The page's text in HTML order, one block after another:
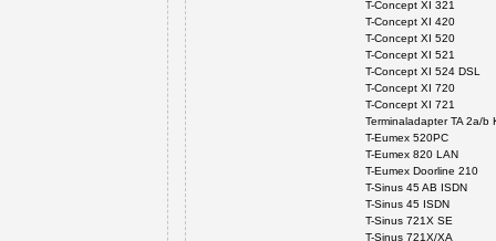
T-Concept XI 321
T-Concept XI 420
T-Concept XI 520
T-Concept XI 521
T-Concept XI 524 DSL
T-Concept XI 720
T-Concept XI 721
Terminaladapter TA 2a/b
T-Eumex 520PC
T-Eumex 820 LAN
T-Eumex Doorline 210
T-Sinus 45 AB ISDN
T-Sinus 45 ISDN
T-Sinus 721X SE
T-Sinus 721X/XA